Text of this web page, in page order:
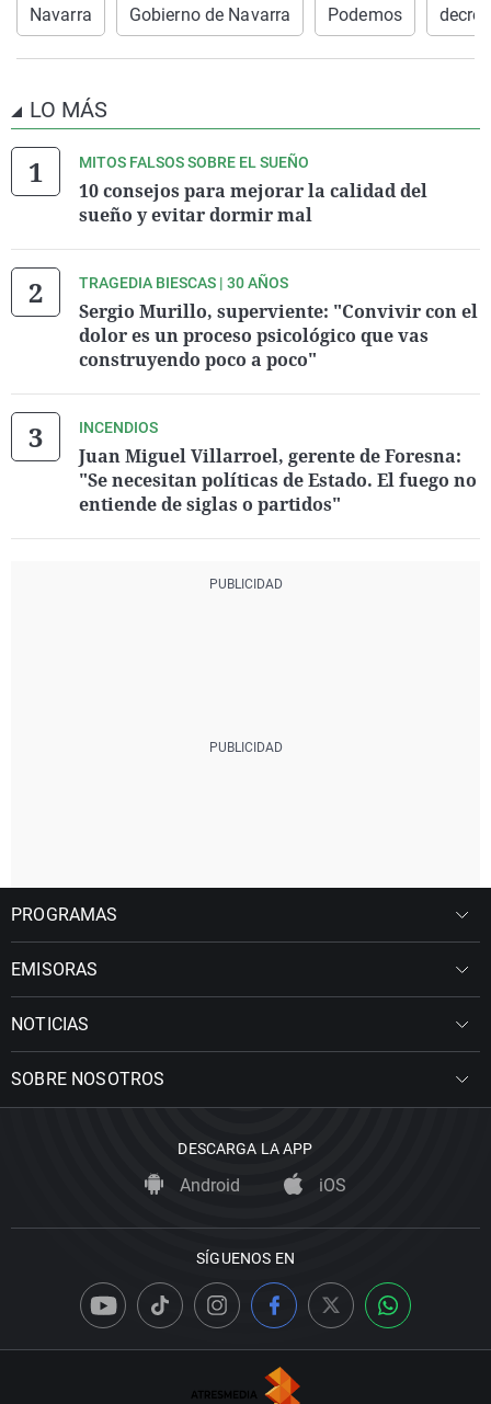
Navarra Gobierno de Navarra Podemos
LO MÁS
MITOS FALSOS SOBRE EL SUEÑO
10 consejos para mejorar la calidad del
sueño y evitar dormir mal
TRAGEDIA BIESCAS | 30 AÑOS
Sergio Murillo, superviente: "Convivir con el
dolor es un proceso psicológico que vas
construyendo poco a poco"
INCENDIOS
Juan Miguel Villarroel, gerente de Foresna:
"Se necesitan políticas de Estado. El fuego no
entiende de siglas o partidos"
PROGRAMAS
EMISORAS
NOTICIAS
SOBRE NOSOTROS
DESCARGA LA APP
Android iOS
SÍGUENOS EN